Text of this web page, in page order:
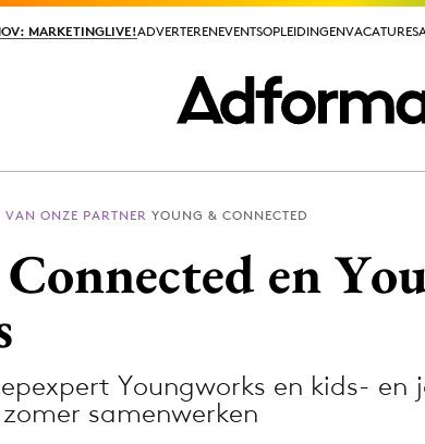
MARKETINGLIVE!ADVERTERENEVENTSOPLEIDINGENVACATURES
MARKETINGLIVE!ADVERTERENEVENTSOPLEIDINGENVACATURES
transformation
Media
VAN ONZE PARTNER YOUNG & CONNECTED
en
Youngworks en kids-
samenwerken